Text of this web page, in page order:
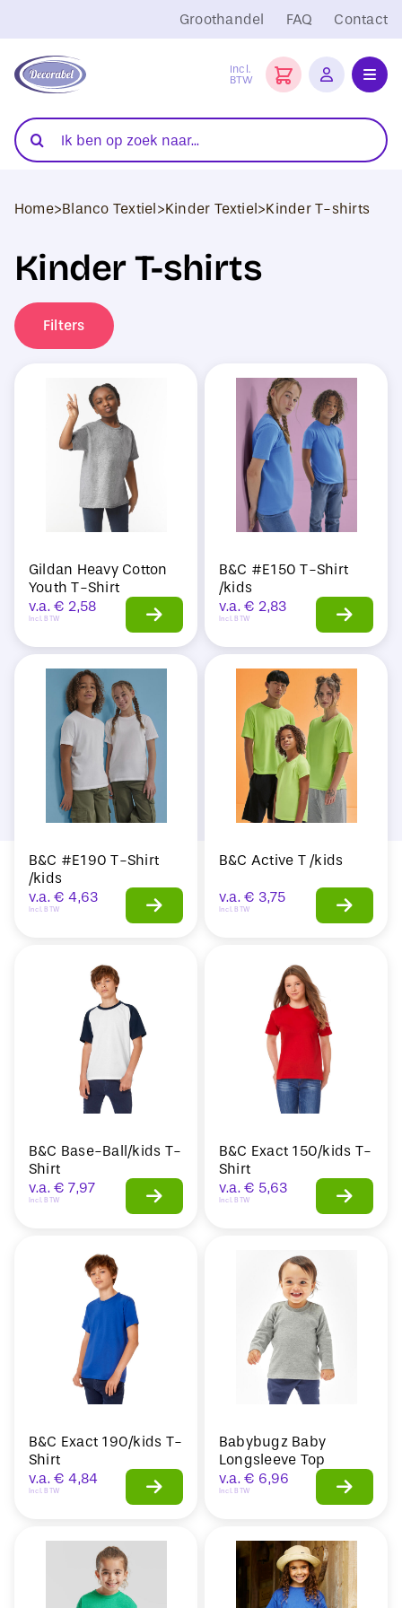
naar
inhoud
Groothandel FAQ Contact
Incl.
BTW
Folies
Transferpersen
Sublimatie
Blanco Textiel
Hobby Artikelen
DTF Transfers
Zoeken
naar:
Home>Blanco Textiel>Kinder Textiel>Kinder T-shirts
Kinder T-shirts
Filters
Gildan Heavy Cotton
Youth T-Shirt
v.a. € 2,58
Incl. BTW
B&C #E150 T-Shirt
/kids
v.a. € 2,83
Incl. BTW
B&C #E190 T-Shirt
/kids
v.a. € 4,63
Incl. BTW
B&C Active T /kids
v.a. € 3,75
Incl. BTW
B&C Base-Ball/kids T-
Shirt
v.a. € 7,97
Incl. BTW
B&C Exact 150/kids T-
Shirt
v.a. € 5,63
Incl. BTW
B&C Exact 190/kids T-
Shirt
v.a. € 4,84
Incl. BTW
Babybugz Baby
Longsleeve Top
v.a. € 6,96
Incl. BTW